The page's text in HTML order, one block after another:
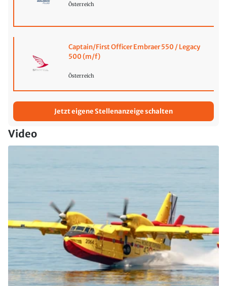
Österreich
Captain/First Officer Embraer 550 / Legacy
500 (m/f)
Österreich
Jetzt eigene Stellenanzeige schalten
Video